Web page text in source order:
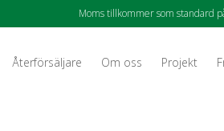
Moms tillkommer som standard
Återförsäljare Om oss Projekt